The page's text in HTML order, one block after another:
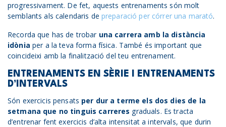
progressivament. De fet, aquests entrenaments són molt
semblants als calendaris de preparació per córrer una marató.
Recorda que has de trobar una carrera amb la distància
idònia per a la teva forma física. També és important que
coincideixi amb la finalització del teu entrenament.
ENTRENAMENTS EN SÈRIE I ENTRENAMENTS
D’INTERVALS
Són exercicis pensats per dur a terme els dos dies de la
setmana que no tinguis carreres graduals. Es tracta
d’entrenar fent exercicis d’alta intensitat a intervals, que durin